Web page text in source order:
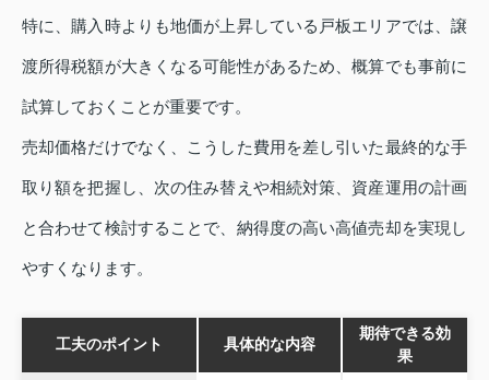
特に、購入時よりも地価が上昇している戸板エリアでは、譲
渡所得税額が大きくなる可能性があるため、概算でも事前に
試算しておくことが重要です。
売却価格だけでなく、こうした費用を差し引いた最終的な手
取り額を把握し、次の住み替えや相続対策、資産運用の計画
と合わせて検討することで、納得度の高い高値売却を実現し
やすくなります。
工夫のポイント 具体的な内容
期待できる効
果